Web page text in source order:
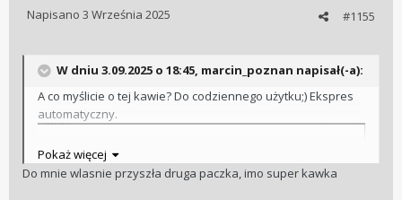
#1155
Napisano 3 Września 2025
W dniu 3.09.2025 o 18:45, marcin_poznan napisał(-a):
A co myślicie o tej kawie? Do codziennego użytku;) Ekspres
automatyczny.
Pokaż więcej
Do mnie wlasnie przyszła druga paczka, imo super kawka